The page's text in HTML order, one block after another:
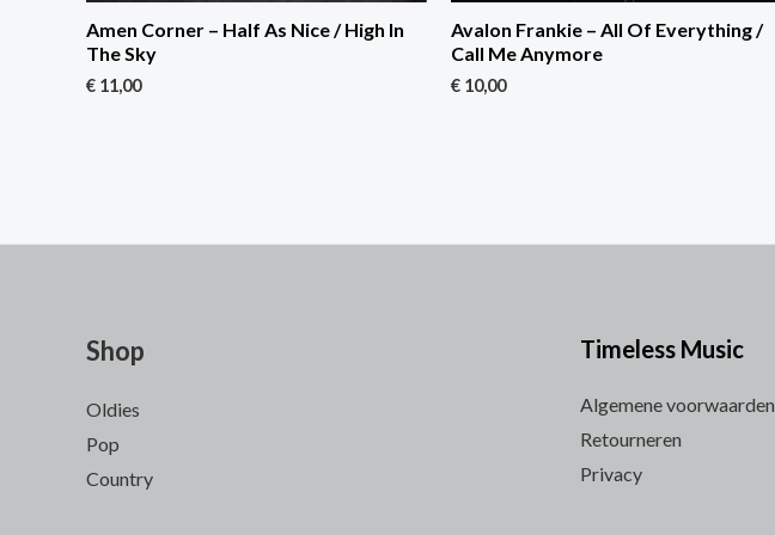
Amen Corner – Half As Nice / High In
The Sky
€ 11,00
Avalon Frankie – All Of Everything /
Call Me Anymore
€ 10,00
Shop
Oldies
Pop
Country
Timeless Music
Algemene voorwaarden
Retourneren
Privacy